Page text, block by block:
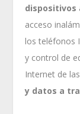
dispositivos
acceso
los teléfonos
y control de
Internet de
y datos a